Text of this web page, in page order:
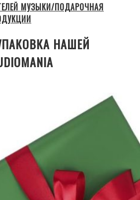
МУЗЫКИ/ПОДАРОЧНАЯ
НАШЕЙ